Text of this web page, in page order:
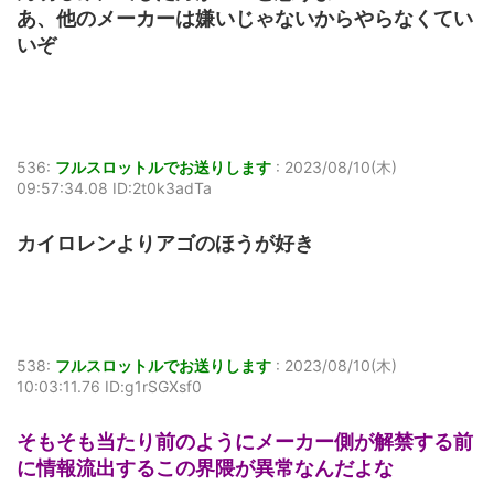
あ、他のメーカーは嫌いじゃないからやらなくてい
いぞ
536: フルスロットルでお送りします : 2023/08/10(木)
09:57:34.08 ID:2t0k3adTa
カイロレンよりアゴのほうが好き
538: フルスロットルでお送りします : 2023/08/10(木)
10:03:11.76 ID:g1rSGXsf0
そもそも当たり前のようにメーカー側が解禁する前
に情報流出するこの界隈が異常なんだよな